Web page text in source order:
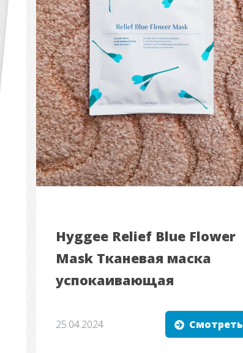
Hyggee Relief Blue Flower
Mask Тканевая маска
успокаивающая
25.04.2024 Смотреть